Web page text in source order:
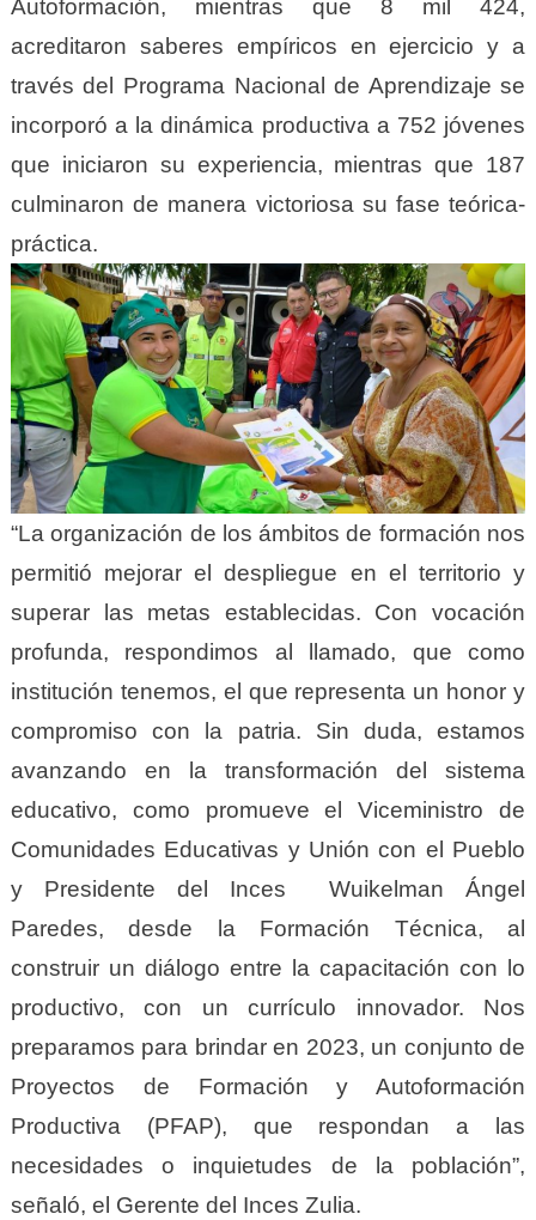
Autoformación, mientras que 8 mil 424,
acreditaron saberes empíricos en ejercicio y a
través del Programa Nacional de Aprendizaje se
incorporó a la dinámica productiva a 752 jóvenes
que iniciaron su experiencia, mientras que 187
culminaron de manera victoriosa su fase teórica-
práctica.
“La organización de los ámbitos de formación nos
permitió mejorar el despliegue en el territorio y
superar las metas establecidas. Con vocación
profunda, respondimos al llamado, que como
institución tenemos, el que representa un honor y
compromiso con la patria. Sin duda, estamos
avanzando en la transformación del sistema
educativo, como promueve el Viceministro de
Comunidades Educativas y Unión con el Pueblo
y Presidente del Inces Wuikelman Ángel
Paredes, desde la Formación Técnica, al
construir un diálogo entre la capacitación con lo
productivo, con un currículo innovador. Nos
preparamos para brindar en 2023, un conjunto de
Proyectos de Formación y Autoformación
Productiva (PFAP), que respondan a las
necesidades o inquietudes de la población”,
señaló, el Gerente del Inces Zulia.